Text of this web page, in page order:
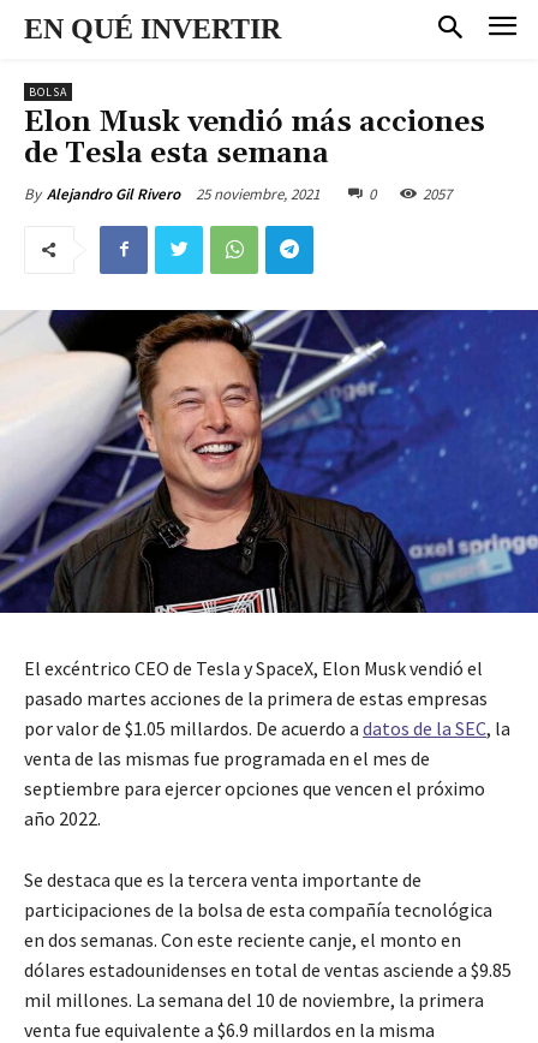
EN QUÉ INVERTIR
BOLSA
Elon Musk vendió más acciones
de Tesla esta semana
By Alejandro Gil Rivero 25 noviembre, 2021 0 2057
El excéntrico CEO de Tesla y SpaceX, Elon Musk vendió el
pasado martes acciones de la primera de estas empresas
por valor de $1.05 millardos. De acuerdo a datos de la SEC, la
venta de las mismas fue programada en el mes de
septiembre para ejercer opciones que vencen el próximo
año 2022.
Se destaca que es la tercera venta importante de
participaciones de la bolsa de esta compañía tecnológica
en dos semanas. Con este reciente canje, el monto en
dólares estadounidenses en total de ventas asciende a $9.85
mil millones. La semana del 10 de noviembre, la primera
venta fue equivalente a $6.9 millardos en la misma